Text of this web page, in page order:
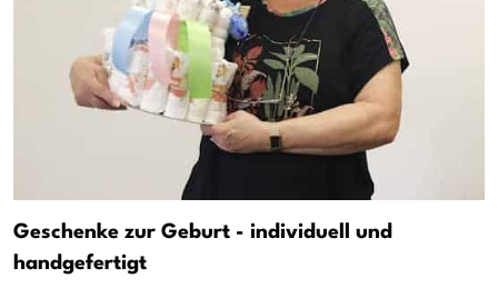
Geschenke zur Geburt - individuell und
handgefertigt